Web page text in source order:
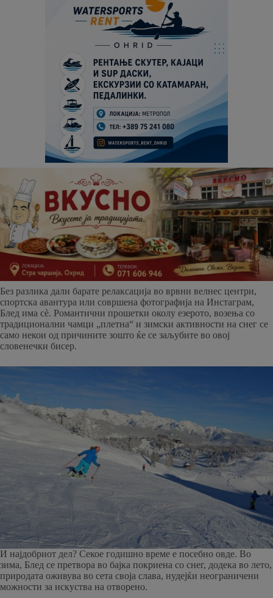
Без разлика дали барате релаксација во врвни велнес центри,
спортска авантура или совршена фотографија на Инстаграм,
Блед има сè. Романтични прошетки околу езерото, возења со
традиционални чамци „плетна“ и зимски активности на снег се
само некои од причините зошто ќе се заљубите во овој
словенечки бисер.
И најдобриот дел? Секое годишно време е посебно овде. Во
зима, Блед се претвора во бајка покриена со снег, додека во лето,
природата оживува во сета своја слава, нудејќи неограничени
можности за искуства на отворено.